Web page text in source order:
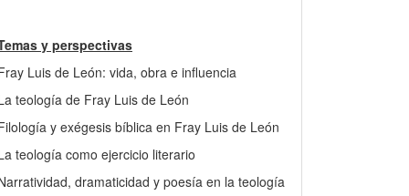
y perspectivas
Luis de León: vida, obra e influencia
teología de Fray Luis de León
y exégesis bíblica en Fray Luis de León
teología como ejercicio literario
dramaticidad y poesía en la teología